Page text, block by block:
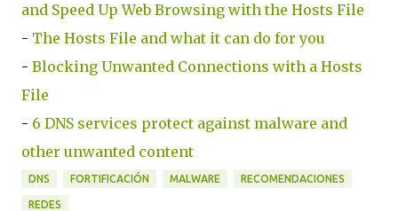
and Speed Up Web Browsing with the Hosts File
- The Hosts File and what it can do for you
- Blocking Unwanted Connections with a Hosts
File
- 6 DNS services protect against malware and
other unwanted content
DNS FORTIFICACIÓN MALWARE RECOMENDACIONES
REDES